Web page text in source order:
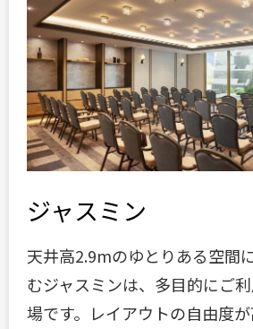
ジャスミン
天井高2.9mのゆとりある空間
むジャスミンは、多目的にご
場です。レイアウトの自由度